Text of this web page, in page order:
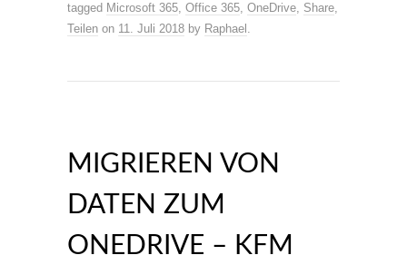
tagged Microsoft 365, Office 365, OneDrive, Share,
Teilen on 11. Juli 2018 by Raphael .
MIGRIEREN VON
DATEN ZUM
ONEDRIVE – KFM